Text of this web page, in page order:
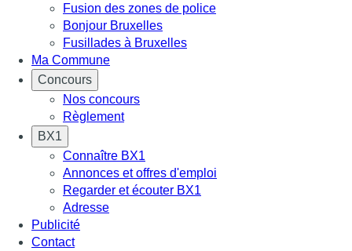
Fusion des zones de police
Bonjour Bruxelles
Fusillades à Bruxelles
Ma Commune
Concours
Nos concours
Règlement
BX1
Connaître BX1
Annonces et offres d'emploi
Regarder et écouter BX1
Adresse
Publicité
Contact